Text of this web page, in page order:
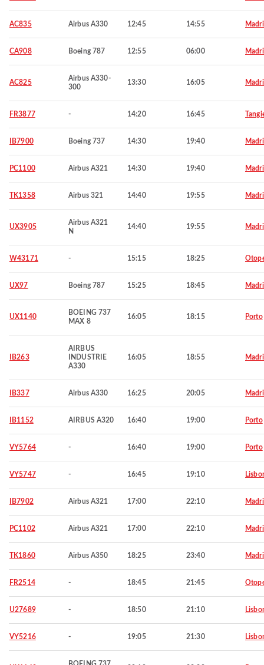
AC835 Airbus A330 12:45 14:55
CA908 Boeing 787 12:55 06:00
AC825
Airbus A330-
300
13:30 16:05
FR3877 - 14:20 16:45
IB7900 Boeing 737 14:30 19:40
PC1100 Airbus A321 14:30 19:40
TK1358 Airbus 321 14:40 19:55
UX3905
Airbus A321
N
14:40 19:55
W43171 - 15:15 18:25
UX97 Boeing 787 15:25 18:45
UX1140
BOEING 737
MAX 8
16:05 18:15 Porto
IB263
AIRBUS
INDUSTRIE
A330
16:05 18:55
IB337 Airbus A330 16:25 20:05
IB1152 AIRBUS A320 16:40 19:00 Porto
VY5764 - 16:40 19:00 Porto
VY5747 - 16:45 19:10
IB7902 Airbus A321 17:00 22:10
PC1102 Airbus A321 17:00 22:10
TK1860 Airbus A350 18:25 23:40
FR2514 - 18:45 21:45
U27689 - 18:50 21:10
VY5216 - 19:05 21:30